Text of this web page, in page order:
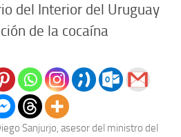
del Interior del Uruguay
de la cocaína
Sanjurjo, asesor del ministro del